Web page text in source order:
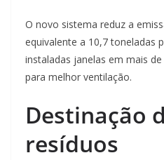
O novo sistema reduz a
equivalente a 10,7 toneladas
instaladas janelas em mais
para melhor ventilação.
Destinação
resíduos